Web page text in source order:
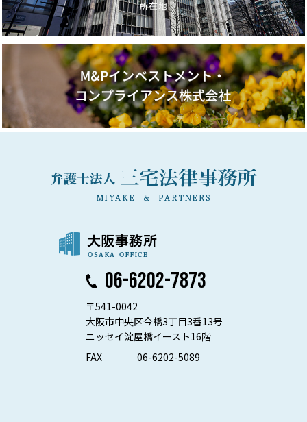
06-6202-7873
〒541-0042
大阪市中央区今橋3丁目3番13号
ニッセイ淀屋橋イースト16階
FAX
06-6202-5089